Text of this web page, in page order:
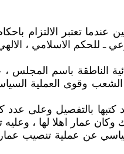
تعتبر الالتزام
ـ للحكم الاسلامي ،
باسم المجلس ،
وقوى العملية
بالتفصيل وعلى
عمار اهلا لها ، وعليه
عن عملية